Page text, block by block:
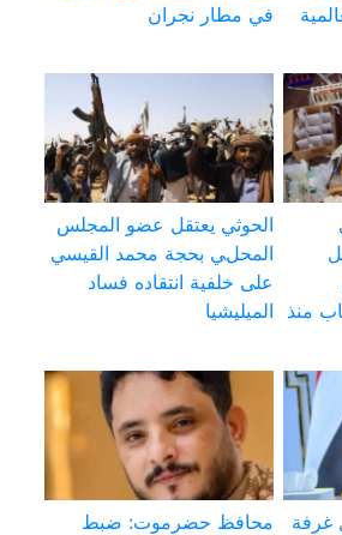
في مطار نجران
منذ
الحوثي يعتقل عضو المجلس
المحلي بحجة محمد القيسي
على خلفية انتقاده فساد
الميليشيا
غرفة
محافظ حضرموت: ضبط